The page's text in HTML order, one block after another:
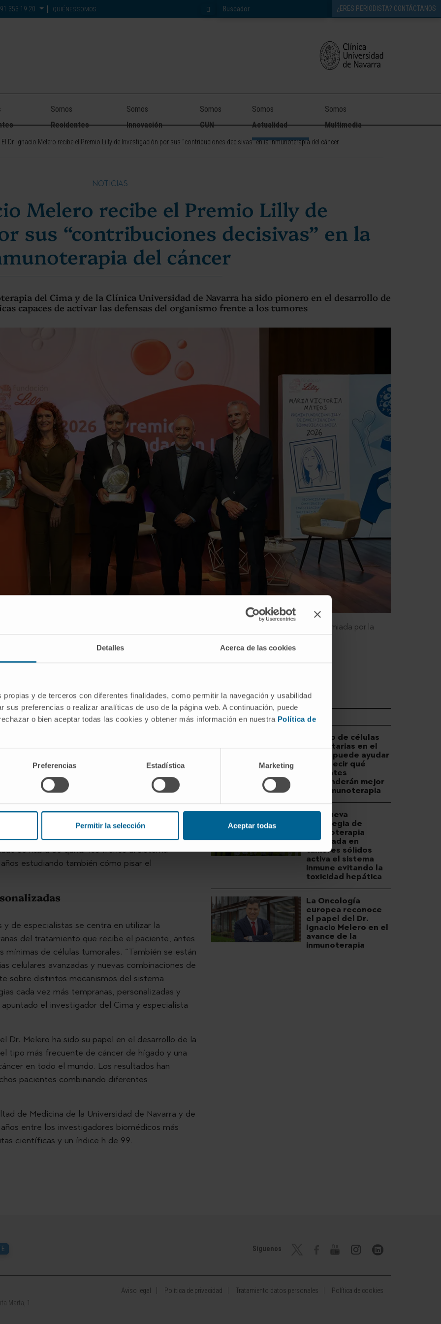
Detalles Acerca de las cookies
propias y de terceros con diferentes finalidades, como permitir la navegación y usabilidad
sus preferencias o realizar analíticas de uso de la página web. A continuación, puede
o bien aceptar todas las cookies y obtener más información en nuestra Política de
Preferencias Estadística Marketing
Permitir la selección Aceptar todas
353 19 20 QUIÉNES SOMOS ¿ERES PERIODISTA? CONTÁCTANOS
Somos
Residentes
Somos
Innovación
Somos
CUN
Somos
Actualidad
Somos
Multimedia
El Dr. Ignacio Melero recibe el Premio Lilly de Investigación por sus “contribuciones decisivas” en la inmunoterapia del cáncer
NOTICIAS
Melero recibe el Premio Lilly de
sus “contribuciones decisivas” en la
del cáncer
del Cima y de la Clínica Universidad de Navarra ha sido pionero en el desarrollo de
capaces de activar las defensas del organismo frente a los tumores
de Estado de Ciencia, Investigación y Universidades, y la Dra. Victoria Mateos, también premiada por la
e Inmunoterapia del Cima y de la Clínica
Fundación Lilly de Investigación
decisivas en el campo de la
Nacional, la Fundación Lilly ha destacado “su
de potenciar la respuesta inmunitaria
investigación internacional se centraba en
las defensas, su grupo fue pionero en explorar
que las impulsan”.
se habla de quitar los frenos al sistema
estudiando también cómo pisar el
de especialistas se centra en utilizar la
del tratamiento que recibe el paciente, antes
de células tumorales. “También se están
celulares avanzadas y nuevas combinaciones de
sobre distintos mecanismos del sistema
cada vez más tempranas, personalizadas y
el investigador del Cima y especialista
Dr. Melero ha sido su papel en el desarrollo de la
tipo más frecuente de cáncer de hígado y una
en todo el mundo. Los resultados han
pacientes combinando diferentes
de Medicina de la Universidad de Navarra y de
entre los investigadores biomédicos más
científicas y un índice h de 99.
+ DESCUBRA MÁS
Un tipo de células
inmunitarias en el
tumor puede ayudar
a predecir qué
pacientes
responderán mejor
a la inmunoterapia
Una nueva
estrategia de
inmunoterapia
inyectada en
tumores sólidos
activa el sistema
inmune evitando la
toxicidad hepática
La Oncología
europea reconoce
el papel del Dr.
Ignacio Melero en el
avance de la
inmunoterapia
Síguenos
Marta, 1
Aviso legal Política de privacidad Tratamiento datos personales Política de cookies